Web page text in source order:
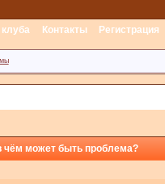
Контакты Регистрация
чём может быть проблема?